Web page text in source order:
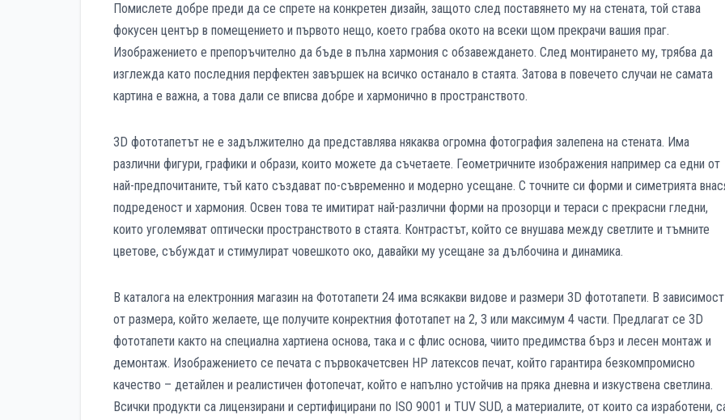
Помислете добре преди да се спрете на конкретен дизайн, защото след поставянето му на стената, той става
фокусен център в помещението и първото нещо, което грабва окото на всеки щом прекрачи вашия праг.
Изображението е препоръчително да бъде в пълна хармония с обзавеждането. След монтирането му, трябва да
изглежда като последния перфектен завършек на всичко останало в стаята. Затова в повечето случаи не самата
картина е важна, а това дали се вписва добре и хармонично в пространството.
3D фототапетът не е задължително да представлява някаква огромна фотография залепена на стената. Има
различни фигури, графики и образи, които можете да съчетаете. Геометричните изображения например са едни от
най-предпочитаните, тъй като създават по-съвременно и модерно усещане. С точните си форми и симетрията
подреденост и хармония. Освен това те имитират най-различни форми на прозорци и тераси с прекрасни гледни,
които уголемяват оптически пространството в стаята. Контрастът, който се внушава между светлите и тъмните
цветове, събуждат и стимулират човешкото око, давайки му усещане за дълбочина и динамика.
В каталога на електронния магазин на Фототапети 24 има всякакви видове и размери 3D фототапети. В зависимост
от размера, който желаете, ще получите конректния фототапет на 2, 3 или максимум 4 части. Предлагат се 3D
фототапети както на специална хартиена основа, така и с флис основа, чиито предимства бърз и лесен монтаж и
демонтаж. Изображението се печата с първокачетсвен HP латексов печат, който гарантира безкомпромисно
качество – детайлен и реалистичен фотопечат, който е напълно устойчив на пряка дневна и изкуствена светлина.
Всички продукти са лицензирани и сертифицирани по ISO 9001 и TUV SUD, а материалите, от които са изработени,